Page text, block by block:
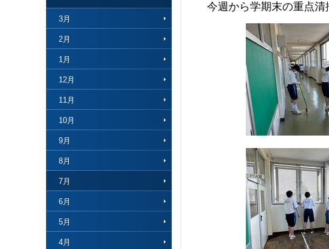
3月
2月
1月
12月
11月
10月
9月
8月
7月
6月
5月
4月
今週から学期末の重点清